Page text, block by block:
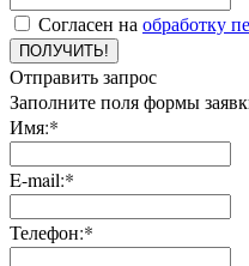
Согласен на обработку
ПОЛУЧИТЬ!
Отправить запрос
Заполните поля формы
Имя:*
E-mail:*
Телефон:*